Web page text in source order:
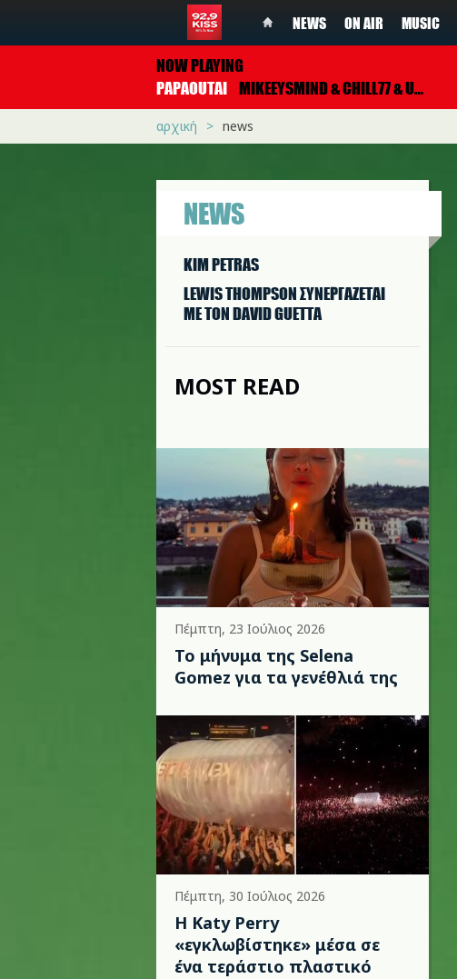
NEWS ON AIR MUSIC
NOW PLAYING
PAPAOUTAI MIKEEYSMIND & CHILL77 & UNJAPS
αρχική news
NEWS
KIM PETRAS
LEWIS THOMPSON ΣΥΝΕΡΓAΖΕΤΑΙ
ΜΕ ΤΟΝ DAVID GUETTA
MOST READ
Πέμπτη, 23 Ιούλιος 2026
Το μήνυμα της Selena
Gomez για τα γενέθλιά της
Πέμπτη, 30 Ιούλιος 2026
H Katy Perry
«εγκλωβίστηκε» μέσα σε
ένα τεράστιο πλαστικό